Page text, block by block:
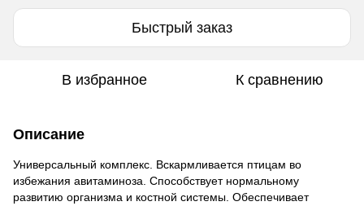
Быстрый заказ
В избранное К сравнению
Описание
Универсальный комплекс. Вскармливается птицам во
избежания авитаминоза. Способствует нормальному
развитию организма и костной системы. Обеспечивает